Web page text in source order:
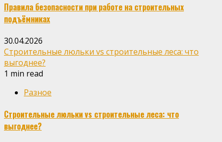
Правила безопасности при работе на строительных
подъёмниках
30.04.2026
Строительные люльки vs строительные леса: что
выгоднее?
1 min read
Разное
Строительные люльки vs строительные леса: что
выгоднее?